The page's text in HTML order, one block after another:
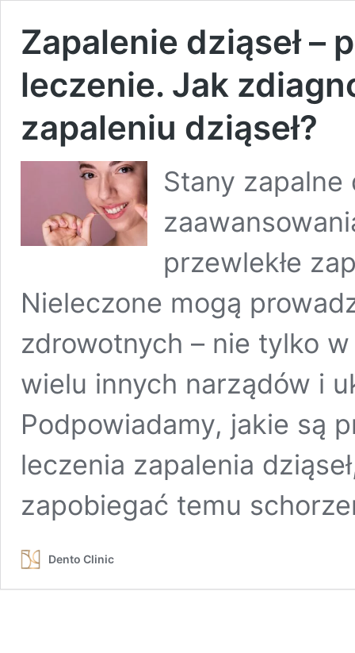
Zapalenie dziąseł –
leczenie. Jak
zapaleniu dziąseł?
Stany zapalne
przewlekłe
Nieleczone mogą
zdrowotnych – nie tylko
wielu innych narządów i
Podpowiadamy, jakie są
leczenia zapalenia
zapobiegać temu
Dento Clinic